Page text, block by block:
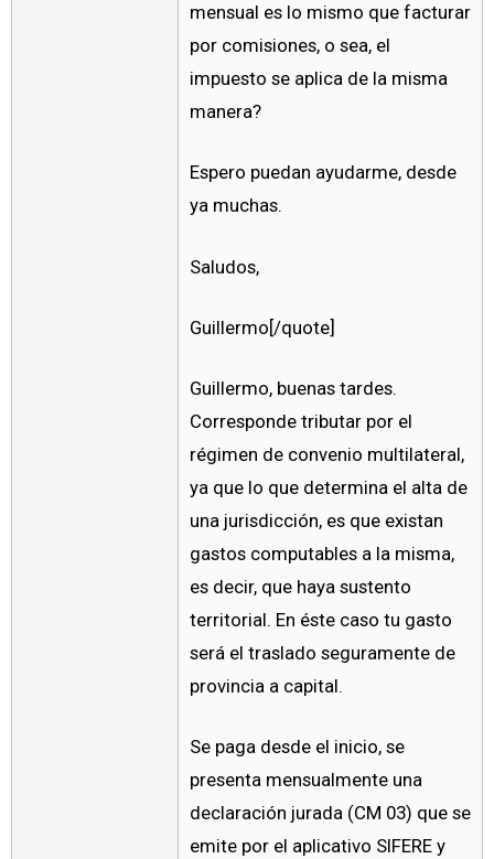
mensual es lo mismo que facturar
por comisiones, o sea, el
impuesto se aplica de la misma
manera?
Espero puedan ayudarme, desde
ya muchas.
Saludos,
Guillermo[/quote]
Guillermo, buenas tardes.
Corresponde tributar por el
régimen de convenio multilateral,
ya que lo que determina el alta de
una jurisdicción, es que existan
gastos computables a la misma,
es decir, que haya sustento
territorial. En éste caso tu gasto
será el traslado seguramente de
provincia a capital.
Se paga desde el inicio, se
presenta mensualmente una
declaración jurada (CM 03) que se
emite por el aplicativo SIFERE y